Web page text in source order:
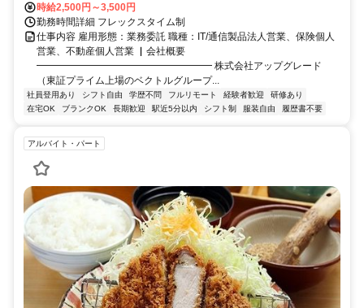
時給2,500円～3,500円
勤務時間詳細 フレックスタイム制
仕事内容 雇用形態：業務委託 職種：IT/通信製品法人営業、保険個人
営業、不動産個人営業 ▏会社概要
━━━━━━━━━━━━━━━━━━ 株式会社アップグレード
（東証プライム上場のベクトルグループ...
社員登用あり シフト自由 学歴不問 フルリモート 経験者歓迎
研修あり
在宅OK
ブランクOK 長期歓迎 駅近5分以内 シフト制 服装自由 履歴書不要
アルバイト・パート